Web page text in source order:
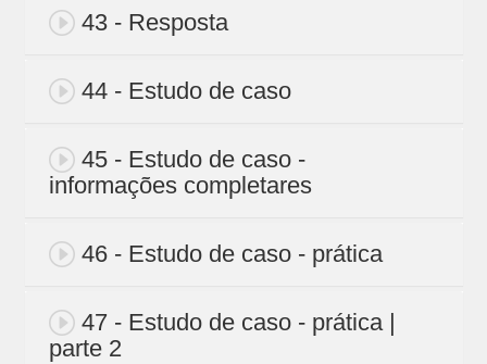
43 - Resposta
44 - Estudo de caso
45 - Estudo de caso -
informações completares
46 - Estudo de caso - prática
47 - Estudo de caso - prática |
parte 2